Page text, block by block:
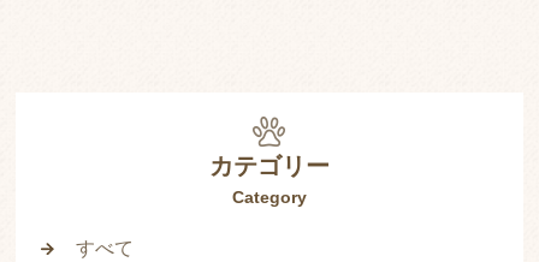
ニュース
カテゴリー
Category
すべて